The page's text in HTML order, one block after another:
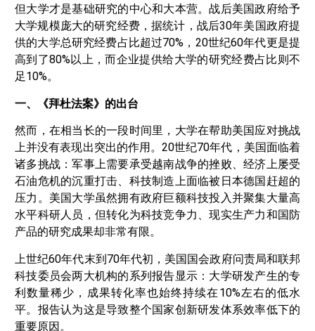
但大学才是基础研究的中心和大本营。战后美国政府给予
大学规模庞大的研究经费，据统计，战后30年美国政府提
供的大学总研究经费占比超过70%，20世纪60年代更是提
高到了80%以上，而企业提供给大学的研究经费占比则不
足10%。
一、《拜杜法案》的出台
然而，在相当长的一段时间里，大学在帮助美国应对挑战
上并没有表现出突出的作用。20世纪70年代，美国面临着
诸多挑战：军事上需要承受越南战争的挫败、经济上屡受
石油危机的沉重打击、科技制造上面临被日本德国赶超的
压力。美国大学虽然拥有政府巨额科技投入并聚集大量高
水平科研人员，但转化为科技竞争力、现实生产力和国防
产品的研究成果却非常有限。
上世纪60年代末到70年代初，美国国会政府问责局和联邦
科技委员会两大机构的系列报告显示：大学研发产生的专
利数量稀少，成果转化率也始终持续在10%左右的低水
平。报告认为这是导致整个国家创新研发体系效率低下的
重要原因。